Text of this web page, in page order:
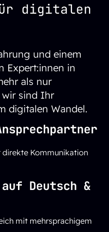
digitalen
und einem
Expert:innen in
als nur
wir sind Ihr
digitalen Wandel.
Kommunikation
auf Deutsch &
mit mehrsprachigem